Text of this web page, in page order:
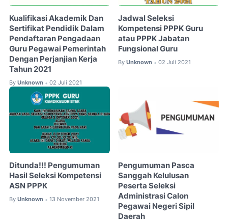
Kualifikasi Akademik Dan
Sertifikat Pendidik Dalam
Pendaftaran Pengadaan
Guru Pegawai Pemerintah
Dengan Perjanjian Kerja
Tahun 2021
By Unknown • 02 Juli 2021
Jadwal Seleksi
Kompetensi PPPK Guru
atau PPPK Jabatan
Fungsional Guru
By Unknown • 02 Juli 2021
Ditunda!!! Pengumuman
Hasil Seleksi Kompetensi
ASN PPPK
By Unknown • 13 November 2021
Pengumuman Pasca
Sanggah Kelulusan
Peserta Seleksi
Administrasi Calon
Pegawai Negeri Sipil
Daerah